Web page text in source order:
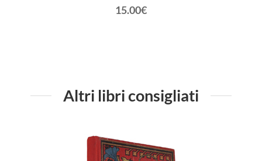
15.00€
Altri libri consigliati